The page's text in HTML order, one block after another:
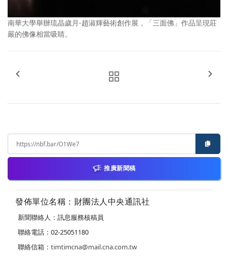
南華大學舉辦琉晶歲月-趙淑輝藝術創作展，「三面佛」作品呈現莊
嚴的佛像相當吸睛。
推廣新聞稿
發佈單位名稱：財團法人中央通訊社
新聞聯絡人：訊息服務核稿員
聯絡電話：02-25051180
聯絡信箱： timtimcna@mail.cna.com.tw